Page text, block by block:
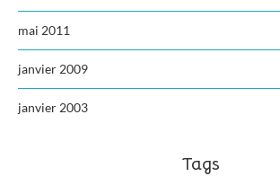
mai 2011
janvier 2009
janvier 2003
Tags